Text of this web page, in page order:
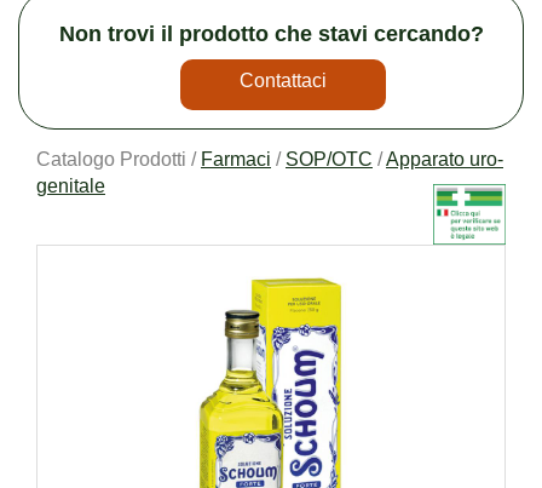
Non trovi il prodotto che stavi cercando?
Contattaci
Catalogo Prodotti / Farmaci / SOP/OTC /Apparato uro-
genitale